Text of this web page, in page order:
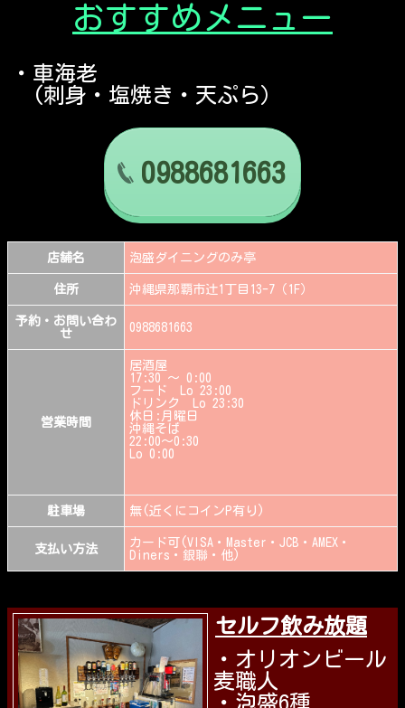
おすすめメニュー
・車海老
(刺身・塩焼き・天ぷら）
0988681663
店舗名 泡盛ダイニングのみ亭
住所 沖縄県那覇市辻1丁目13-7（1F）
予約・お問い合わ
せ
0988681663
営業時間
居酒屋
17:30 ～ 0:00
フード Lo 23:00
ドリンク Lo 23:30
休日:月曜日
沖縄そば
22:00〜0:30
Lo 0:00
駐車場 無(近くにコインP有り)
支払い方法
カード可(VISA・Master・JCB・AMEX・
Diners・銀聯・他)
セルフ飲み放題
・オリオンビール
麦職人
・泡盛6種